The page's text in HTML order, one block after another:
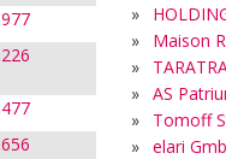
»
»
Maison
»
» AS
»
Tomoff
» elari